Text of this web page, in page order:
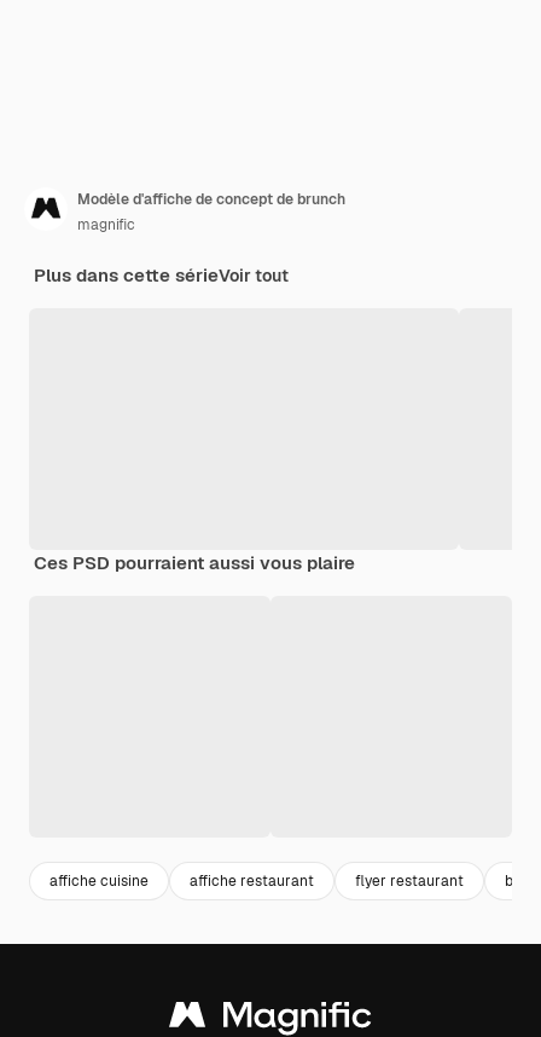
Modèle d'affiche de concept de brunch
magnific
Plus dans cette sérieVoir tout
Ces PSD pourraient aussi vous plaire
affiche cuisine affiche restaurant flyer restaurant